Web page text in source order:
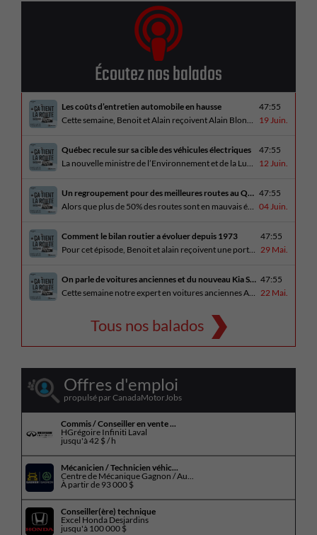
Écoutez nos balados
Les coûts d’entretien automobile en hausse
Cette semaine, Benoit et Alain reçoivent Alain Blondeau, propriétaire d’un atelier mécanique qui parle de la nouvelle réalité des coûts d’entretien en automobile. En essai routier, Alain a cinq propositions estivales et Benoit a pris la route avec une BMW i4 M60 pour ce dernier épisode de la saison. Bon été à tous!
47:55
19 Juin.
Québec recule sur sa cible des véhicules électriques
La nouvelle ministre de l’Environnement et de la Lutte contre les changements climatiques, Pascale Déry, doit confirmer que les VZE représenteront désormais 80% des ventes de véhicules neufs en 2035. Benoit et Alain en discutent avec Daniel Breton. Ils reçoivent également Bertrand Godin, qui parle d’Élégance Trois-Rivières. En essai routier Alain a roulé le Mitsubishi [...]
47:55
12 Juin.
Un regroupement pour des meilleures routes au Québec
Alors que plus de 50% des routes sont en mauvais état, le regroupement pour des meilleures routes au Québec voit le jour. Dans cet épisode, Benoit et Alain discutent avec Me Caroline Amireault, directrice générale de l’Association des constructeurs de routes et grands travaux du Québec. En essai routier Alain prend la route avec le [...]
47:55
04 Juin.
Comment le bilan routier a évoluer depuis 1973
Pour cet épisode, Benoit et alain reçoivent une porte parole de la SAAQ, Geneviève Côté, qui parle de l’actuelle campagne publicitaire au sujet du bilan routier et des gestes concrets pour diminuer les décès sur nos routes. On parle aussi au président de Lexus Canada, Martin Gilbert, de la nouvelle Lexus ES. En essai routier, [...]
47:55
29 Mai.
On parle de voitures anciennes et du nouveau Kia Seltos 2027
Cette semaine notre expert en voitures anciennes André Fitzback vient donner des trucs pour ne pas perdre ses enjoliveurs sur nos vieilles voitures. Benoit revient de la Corée du Sud et nous offre un essai exclusif du Kia Seltos 2027 qui arrive plus tard cet été et Alain a fait l’essai du Toyota Tundra hybride.
47:55
22 Mai.
Tous nos balados
Offres d'emploi
propulsé par CanadaMotorJobs
Commis / Conseiller en vente ...
HGrégoire Infiniti Laval
jusqu'à42 $ / h
Mécanicien / Technicien véhic...
Centre de Mécanique Gagnon / Au...
À partir de 93 000 $
Conseiller(ère) technique
Excel Honda Desjardins
jusqu'à 100 000 $